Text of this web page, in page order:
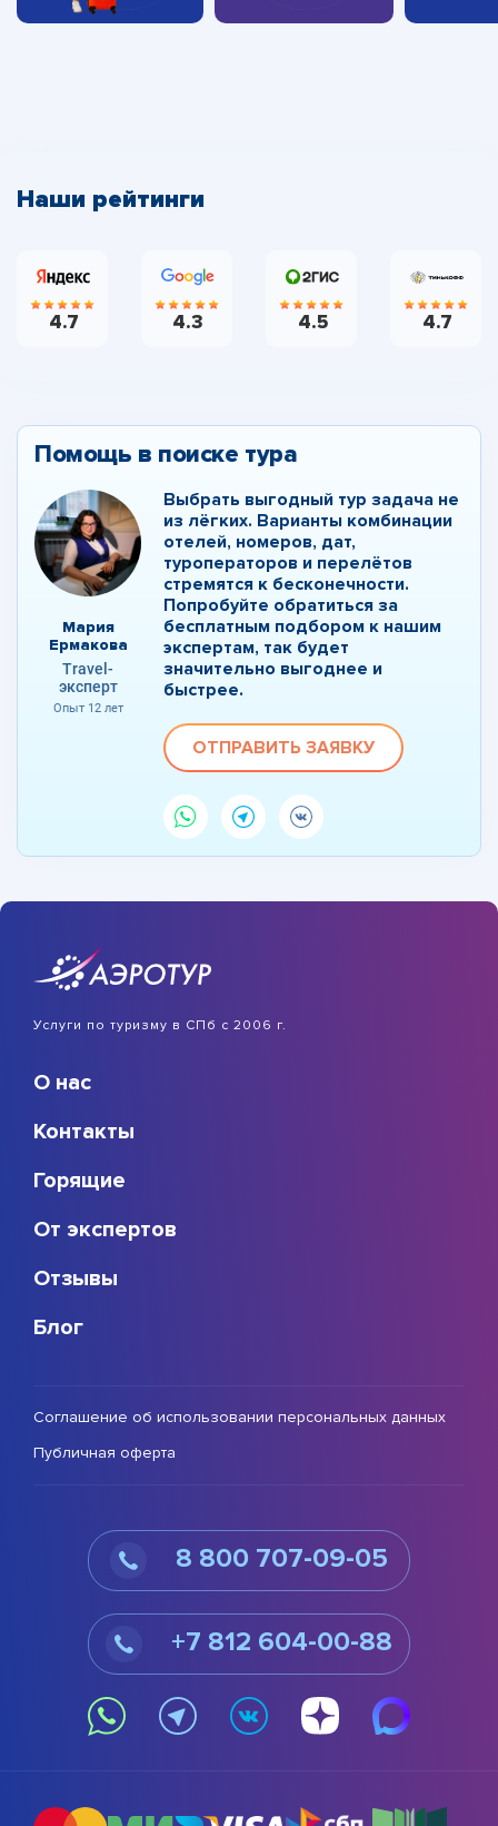
Наши рейтинги
4.7 4.3 4.5 4.7
Помощь в поиске тура
Мария
Ермакова
Travel-
эксперт
Опыт 12 лет
Выбрать выгодный тур задача не
из лёгких. Варианты комбинации
отелей, номеров, дат,
туроператоров и перелётов
стремятся к бесконечности.
Попробуйте обратиться за
бесплатным подбором к нашим
экспертам, так будет
значительно выгоднее и
быстрее.
ОТПРАВИТЬ ЗАЯВКУ
Услуги по туризму в СПб с 2006 г.
О нас
Контакты
Горящие
От экспертов
Отзывы
Блог
Соглашение об использовании персональных данных
Публичная оферта
8 800 707-09-05
+7 812 604-00-88